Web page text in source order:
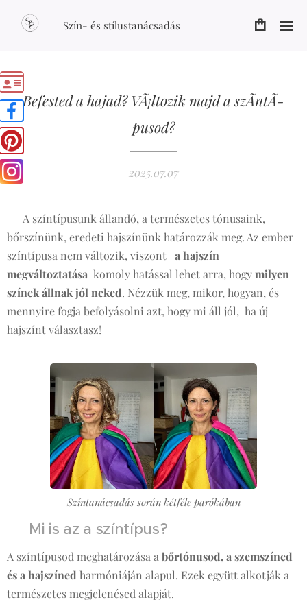
Szín- és stílustanácsadás
Befested a hajad? VÃ¡ltozik majd a szÃ­ntÃ­
pusod?
2025.07.07
🎨 A színtípusunk állandó, a természetes tónusaink,
bőrszínünk, eredeti hajszínünk határozzák meg. Az ember
színtípusa nem változik, viszont a hajszín
megváltoztatása komoly hatással lehet arra, hogymilyen
színek állnak jól neked. Nézzük meg, mikor, hogyan, és
mennyire fogja befolyásolni azt, hogy mi áll jól, ha új
hajszínt választasz!
Színtanácsadás során kétféle parókában
🧠 Mi is az a színtípus?
A színtípusod meghatározása abőrtónusod, a szemszíned
és a hajszíned harmóniáján alapul. Ezek együtt alkotják a
természetes megjelenésed alapját.